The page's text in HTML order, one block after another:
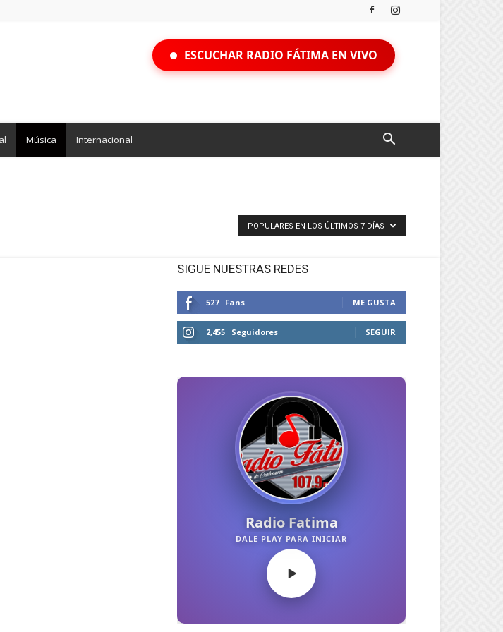
ESCUCHAR RADIO FÁTIMA EN VIVO
Música Internacional
POPULARES EN LOS ÚLTIMOS 7 DÍAS
SIGUE NUESTRAS REDES
527 Fans ME GUSTA
2,455 Seguidores SEGUIR